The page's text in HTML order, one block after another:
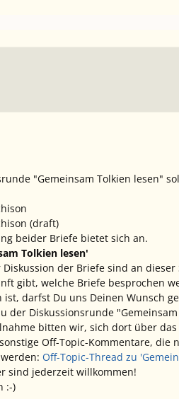
"Gemeinsam Tolkien lesen"
(draft)
beider Briefe bietet sich an.
Tolkien lesen'
der Briefe sind an dieser
gibt, welche Briefe besprochen
darfst Du uns Deinen Wunsch
der Diskussionsrunde
bitten wir, sich dort über
Off-Topic-Kommentare,
Off-Topic-Thread zu
sind jederzeit willkommen!
:-)